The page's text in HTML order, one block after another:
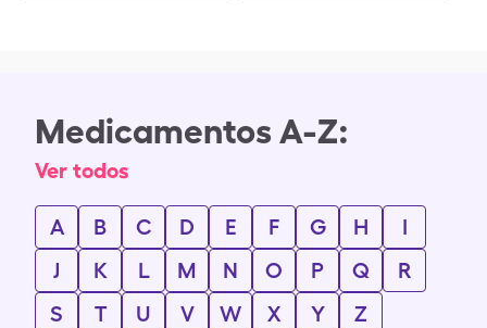
Medicamentos A-Z:
Ver todos
A B C D E F G H
I
J
K L M N O P Q
R
S
T U V W X Y Z